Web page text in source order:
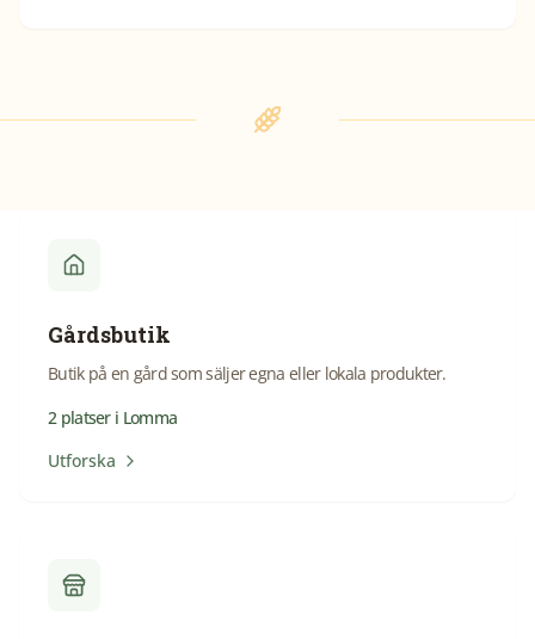
Gårdsbutik
Butik på en gård som säljer egna eller lokala produkter.
2 platseri Lomma
Utforska